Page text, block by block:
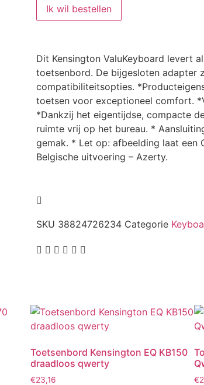
Ik wil bestellen
Dit Kensington ValuKeyboard levert
toetsenbord. De bijgesloten adapter
compatibiliteitsopties.
toetsen voor exceptioneel comfort.
*Dankzij het eigentijdse, compacte
ruimte vrij op het bureau. *
gemak. * Let op: afbeelding laat een
Belgische uitvoering – Azerty.
SKU 38824726234 Categorie
Toetsenbord Kensington EQ KB150
draadloos qwerty
€23,16 €